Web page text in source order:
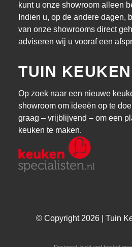
kunt u onze showroom alleen
Indien u, op de andere dagen,
van onze showrooms direct
adviseren wij u vooraf een
TUIN
Op zoek naar een nieuwe
showroom om ideeën op te
graag – vrijblijvend – om een
keuken te maken.
© Copyright 2026 | Tuin